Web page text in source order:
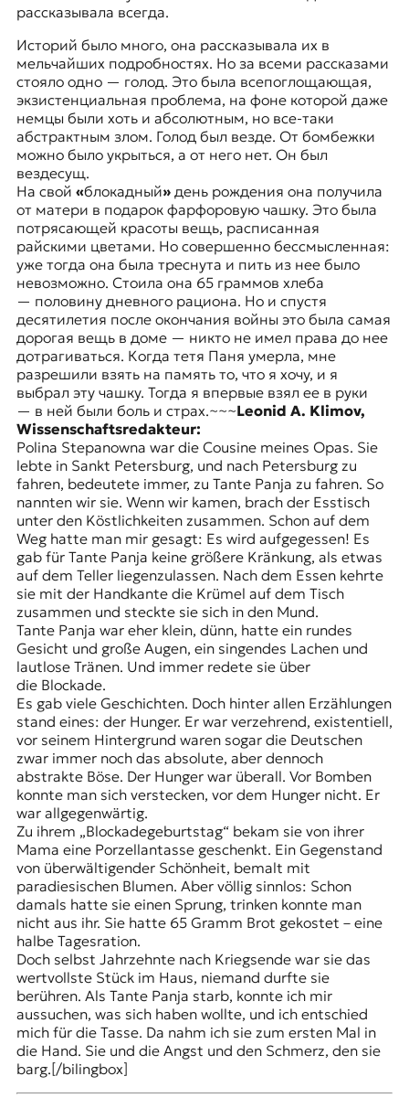
и
к
о
н
т
е
к
с
т
е
рассказывала всегда.
Историй было много, она рассказывала их в
мельчайших подробностях. Но за всеми рассказами
стояло одно — голод. Это была всепоглощающая,
экзистенциальная проблема, на фоне которой даже
немцы были хоть и абсолютным, но все-таки
абстрактным злом. Голод был везде. От бомбежки
можно было укрыться, а от него нет. Он был
вездесущ.
На свой «блокадный»день рождения она получила
от матери в подарок фарфоровую чашку. Это была
потрясающей красоты вещь, расписанная
райскими цветами. Но совершенно бессмысленная:
уже тогда она была треснута и пить из нее было
невозможно. Стоила она 65 граммов хлеба
— половину дневного рациона. Но и спустя
десятилетия после окончания войны это была самая
дорогая вещь в доме — никто не имел права до нее
дотрагиваться. Когда тетя Паня умерла, мне
разрешили взять на память то, что я хочу, и я
выбрал эту чашку. Тогда я впервые взял ее в руки
— в ней были боль и страх.~~~Leonid A. Klimov,
Wissenschaftsredakteur:
Polina Stepanowna war die Cousine meines Opas. Sie
lebte in Sankt Petersburg, und nach Petersburg zu
fahren, bedeutete immer, zu Tante Panja zu fahren. So
nannten wir sie. Wenn wir kamen, brach der Esstisch
unter den Köstlichkeiten zusammen. Schon auf dem
Weg hatte man mir gesagt: Es wird aufgegessen! Es
gab für Tante Panja keine größere Kränkung, als etwas
auf dem Teller liegenzulassen. Nach dem Essen kehrte
sie mit der Handkante die Krümel auf dem Tisch
zusammen und steckte sie sich in den Mund.
Tante Panja war eher klein, dünn, hatte ein rundes
Gesicht und große Augen, ein singendes Lachen und
lautlose Tränen. Und immer redete sie über
die Blockade.
Es gab viele Geschichten. Doch hinter allen Erzählungen
stand eines: der Hunger. Er war verzehrend, existentiell,
vor seinem Hintergrund waren sogar die Deutschen
zwar immer noch das absolute, aber dennoch
abstrakte Böse. Der Hunger war überall. Vor Bomben
konnte man sich verstecken, vor dem Hunger nicht. Er
war allgegenwärtig.
Zu ihrem „Blockadegeburtstag“ bekam sie von ihrer
Mama eine Porzellantasse geschenkt. Ein Gegenstand
von überwältigender Schönheit, bemalt mit
paradiesischen Blumen. Aber völlig sinnlos: Schon
damals hatte sie einen Sprung, trinken konnte man
nicht aus ihr. Sie hatte 65 Gramm Brot gekostet – eine
halbe Tagesration.
Doch selbst Jahrzehnte nach Kriegsende war sie das
wertvollste Stück im Haus, niemand durfte sie
berühren. Als Tante Panja starb, konnte ich mir
aussuchen, was sich haben wollte, und ich entschied
mich für die Tasse. Da nahm ich sie zum ersten Mal in
die Hand. Sie und die Angst und den Schmerz, den sie
barg.[/bilingbox]